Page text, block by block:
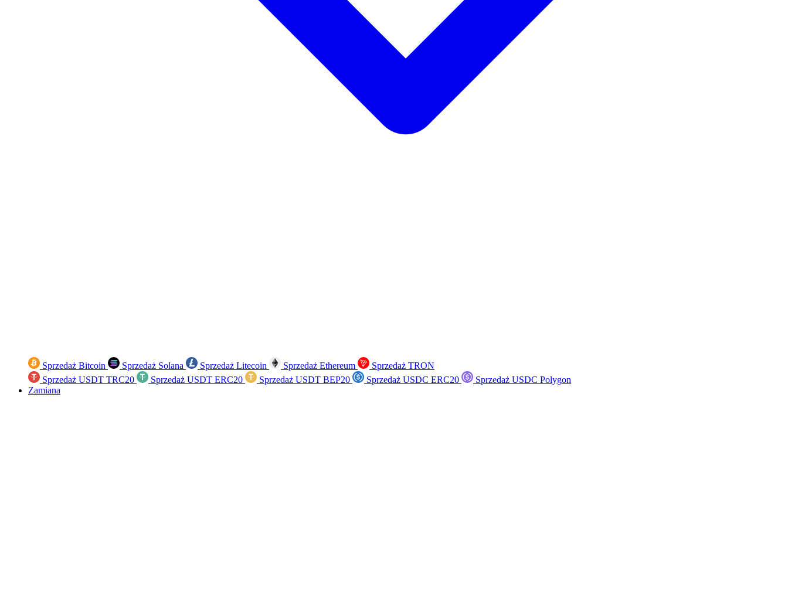
Sprzedaż Bitcoin Sprzedaż Solana Sprzedaż Litecoin Sprzedaż Ethereum
Sprzedaż TRON
Sprzedaż USDT TRC20
Sprzedaż USDT ERC20 Sprzedaż USDT BEP20 Sprzedaż USDC ERC20
Sprzedaż USDC Polygon
Zamiana